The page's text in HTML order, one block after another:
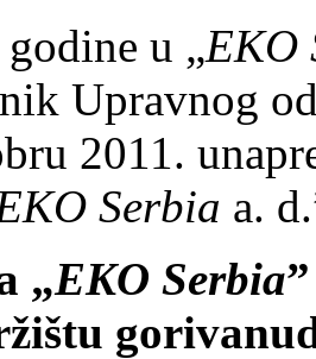
u „EKO
Upravnog
2011.
Serbia a.
„EKO Serbia
goriva